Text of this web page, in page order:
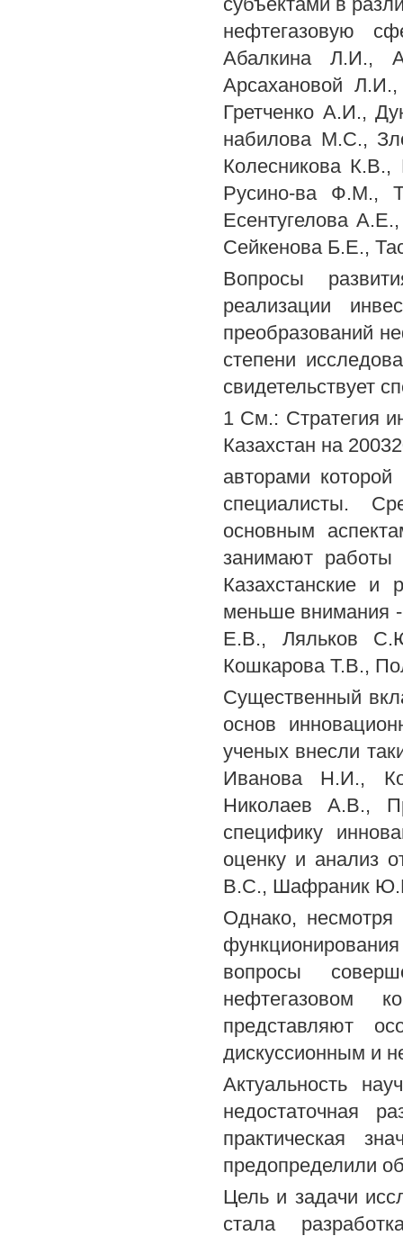
нефтегазовую
Абалкина Л.И.,
Арсахановой
Гретченко А.И.,
набилова М.С.,
Колесникова
Русино-ва Ф.М.,
Есентугелова
Сейкенова Б.Е.,
Вопросы
реализации
преобразований
степени
свидетельствует
1 См.: Стратегия
Казахстан на
авторами
специалисты.
основным
занимают
Казахстанские и
меньше внимания
Е.В., Ляльков
Кошкарова Т.В.,
Существенный
основ
ученых внесли
Иванова Н.И.,
Николаев A.B.,
специфику
оценку и анализ
B.C., Шафраник
Однако,
вопросы
нефтегазовом
представляют
дискуссионным и
Актуальность
недостаточная
практическая
предопределили
Цель и задачи
стала